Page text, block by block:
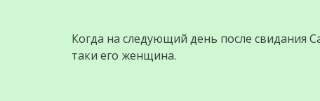
Когда на следующий день после свидания
таки его женщина.